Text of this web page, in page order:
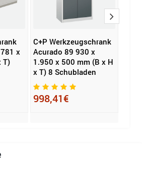
x
T)
C+P Werkzeugschrank
Acurado 89 930 x
1.950 x 500 mm (B x H
x T) 8 Schubladen
998,41€